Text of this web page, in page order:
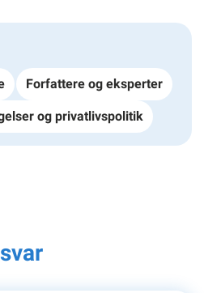
Forfattere og eksperter
og privatlivspolitik